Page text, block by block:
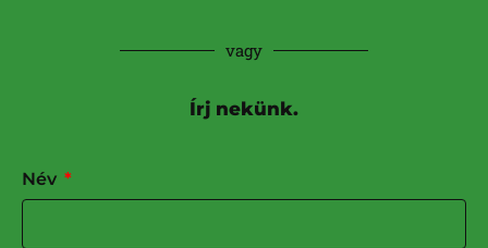
vagy
Írj nekünk.
Név